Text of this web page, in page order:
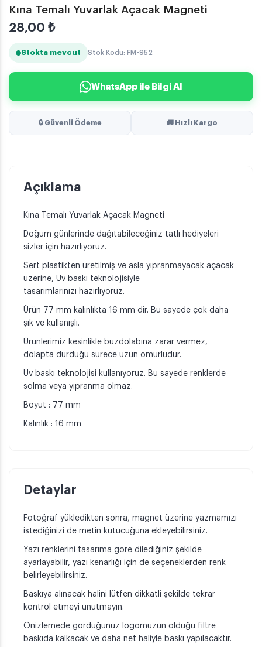
Kına Temalı Yuvarlak Açacak Magneti
28,00 ₺
Stokta mevcut Stok Kodu: FM-952
WhatsApp ile Bilgi Al
🔒 Güvenli Ödeme 🚚 Hızlı Kargo
Açıklama
Kına Temalı Yuvarlak Açacak Magneti
Doğum günlerinde dağıtabileceğiniz tatlı hediyeleri
sizler için hazırlıyoruz.
Sert plastikten üretilmiş ve asla yıpranmayacak açacak
üzerine, Uv baskı teknolojisiyle
tasarımlarınızı hazırlıyoruz.
Ürün 77 mm kalınlıkta 16 mm dir. Bu sayede çok daha
şık ve kullanışlı.
Ürünlerimiz kesinlikle buzdolabına zarar vermez,
dolapta durduğu sürece uzun ömürlüdür.
Uv baskı teknolojisi kullanıyoruz. Bu sayede renklerde
solma veya yıpranma olmaz.
Boyut : 77 mm
Kalınlık : 16 mm
Detaylar
Fotoğraf yükledikten sonra, magnet üzerine yazmamızı
istediğinizi de metin kutucuğuna ekleyebilirsiniz.
Yazı renklerini tasarıma göre dilediğiniz şekilde
ayarlayabilir, yazı kenarlığı için de seçeneklerden renk
belirleyebilirsiniz.
Baskıya alınacak halini lütfen dikkatli şekilde tekrar
kontrol etmeyi unutmayın.
Önizlemede gördüğünüz logomuzun olduğu filtre
baskıda kalkacak ve daha net haliyle baskı yapılacaktır.